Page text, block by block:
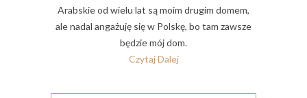
Arabskie od wielu lat są moim drugim domem,
ale nadal angażuję się w Polskę, bo tam zawsze
będzie mój dom.
Czytaj Dalej